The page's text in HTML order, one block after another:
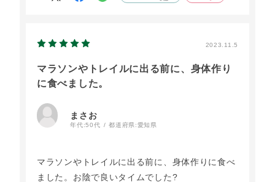
2023.11.5
マラソンやトレイルに出る前に、身体作り
に食べました。
まさお
年代:50代 都道府県:愛知県
マラソンやトレイルに出る前に、身体作りに食べ
ました。お陰で良いタイムでした?